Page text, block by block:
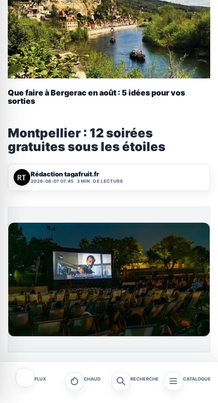
Que faire à Bergerac en août : 5 idées pour vos
sorties
Montpellier : 12 soirées
gratuites sous les étoiles
Rédaction tagafruit.fr
2026-08-07 07:45 3 MIN. DE LECTURE
FLUX CHAUD RECHERCHE CATALOGUE